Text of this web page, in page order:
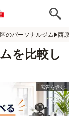
のパーソナルジム 西
を比較し